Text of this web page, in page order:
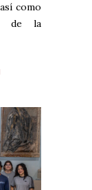
así como
de la